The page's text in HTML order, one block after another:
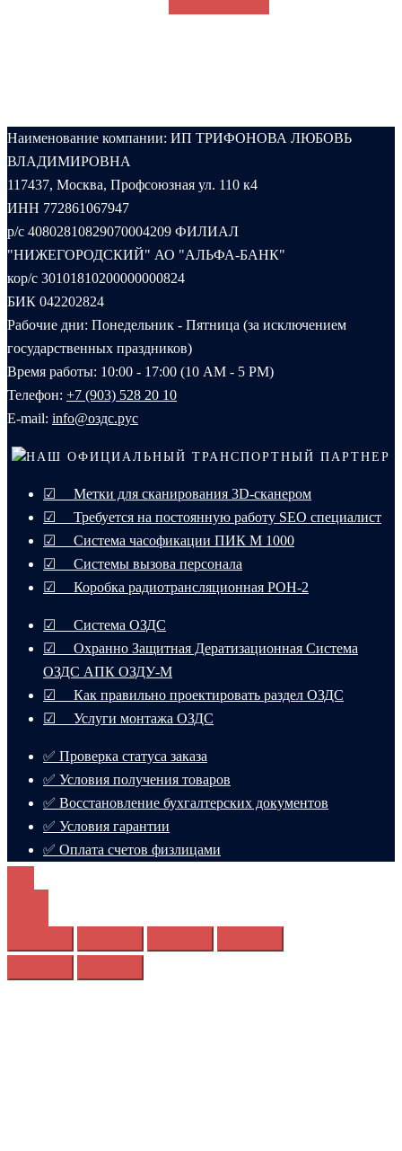
Наименование компании: ИП ТРИФОНОВА ЛЮБОВЬ
ВЛАДИМИРОВНА
117437, Москва, Профсоюзная ул. 110 к4
ИНН 772861067947
р/с 40802810829070004209 ФИЛИАЛ
"НИЖЕГОРОДСКИЙ" АО "АЛЬФА-БАНК"
кор/с 30101810200000000824
БИК 042202824
Рабочие дни: Понедельник - Пятница (за исключением
государственных праздников)
Время работы: 10:00 - 17:00 (10 AM - 5 PM)
Телефон: +7 (903) 528 20 10‬
E-mail: info@оздс.рус
НАШ ОФИЦИАЛЬНЫЙ ТРАНСПОРТНЫЙ ПАРТНЕР
☑ Метки для сканирования 3D-сканером
☑ Требуется на постоянную работу SEO специалист
☑ Система часофикации ПИК М 1000
☑ Системы вызова персонала
☑ Коробка радиотрансляционная РОН-2
☑ Система ОЗДС
☑ Охранно Защитная Дератизационная Система
ОЗДС АПК ОЗДУ-М
☑ Как правильно проектировать раздел ОЗДС
☑ Услуги монтажа ОЗДС
✅ Проверка статуса заказа
✅ Условия получения товаров
✅ Восстановление бухгалтерских документов
✅ Условия гарантии
✅ Оплата счетов физлицами